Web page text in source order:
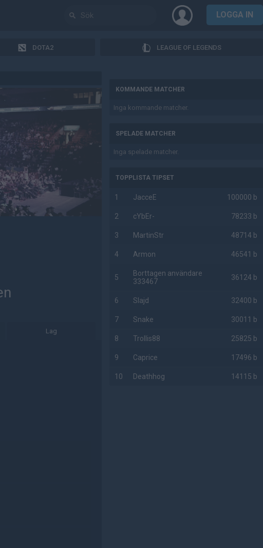
LOGGA IN
DOTA2 LEAGUE OF LEGENDS
Lag
KOMMANDE MATCHER
Inga kommande matcher.
SPELADE MATCHER
Inga spelade matcher.
TOPPLISTA TIPSET
1 JacceE 100000 b
2 cYbEr- 78233 b
3 MartinStr 48714 b
4 Armon 46541 b
5
Borttagen användare
333467
36124 b
6 Slajd 32400 b
7 Snake 30011 b
8 Trollis88 25825 b
9 Caprice 17496 b
10 Deathhog 14115 b